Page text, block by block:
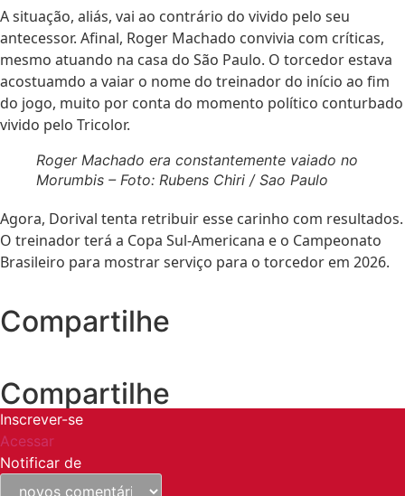
A situação, aliás, vai ao contrário do vivido pelo seu
antecessor. Afinal, Roger Machado convivia com críticas,
mesmo atuando na casa do São Paulo. O torcedor estava
acostuamdo a vaiar o nome do treinador do início ao fim
do jogo, muito por conta do momento político conturbado
vivido pelo Tricolor.
Roger Machado era constantemente vaiado no
Morumbis – Foto: Rubens Chiri / Sao Paulo
Agora, Dorival tenta retribuir esse carinho com resultados.
O treinador terá a Copa Sul-Americana e o Campeonato
Brasileiro para mostrar serviço para o torcedor em 2026.
Compartilhe
Compartilhe
Inscrever-se
Acessar
Notificar de